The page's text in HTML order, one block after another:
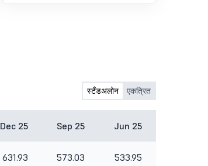
Agent/Depository
स्टँडअलोन एकत्रित
Dec 25 Sep 25 Jun 25
631.93 573.03 533.95